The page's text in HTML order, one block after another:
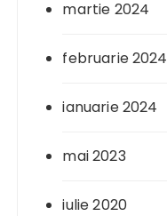
martie 2024
februarie 2024
ianuarie 2024
mai 2023
iulie 2020